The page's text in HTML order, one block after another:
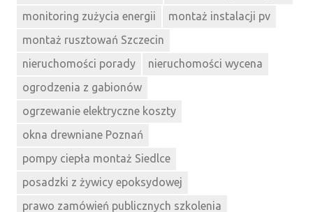
monitoring zużycia energii
montaż instalacji pv
montaż rusztowań Szczecin
nieruchomości porady
nieruchomości wycena
ogrodzenia z gabionów
ogrzewanie elektryczne koszty
okna drewniane Poznań
pompy ciepła montaż Siedlce
posadzki z żywicy epoksydowej
prawo zamówień publicznych szkolenia